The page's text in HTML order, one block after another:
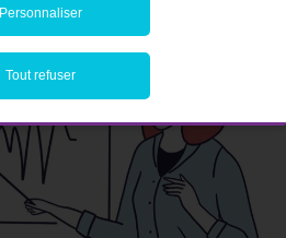
Personnaliser
Tout refuser